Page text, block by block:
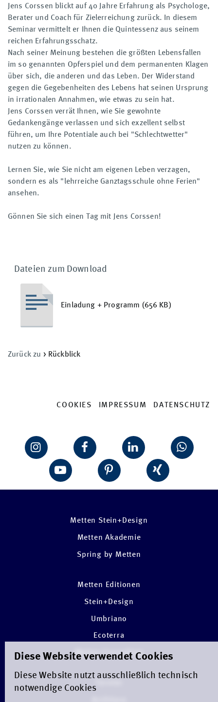
Jens Corssen blickt auf 40 Jahre Erfahrung als Psychologe,
Berater und Coach für Zielerreichung zurück. In diesem
Seminar vermittelt er Ihnen die Quintessenz aus seinem
reichen Erfahrungsschatz.
Nach seiner Meinung bestehen die größten Lebensfallen
im so genannten Opferspiel und dem permanenten Klagen
über sich, die anderen und das Leben. Der Widerstand
gegen die Gegebenheiten des Lebens hat seinen Ursprung
in irrationalen Annahmen, wie etwas zu sein hat.
Jens Corssen verrät Ihnen, wie Sie gewohnte
Gedankengänge verlassen und sich exzellent selbst
führen, um Ihre Potentiale auch bei "Schlechtwetter"
nutzen zu können.
Lernen Sie, wie Sie nicht am eigenen Leben verzagen,
sondern es als "lehrreiche Ganztagsschule ohne Ferien"
ansehen.
Gönnen Sie sich einen Tag mit Jens Corssen!
Dateien zum Download
Einladung + Programm (656 KB)
Zurück zu > Rückblick
COOKIES IMPRESSUM DATENSCHUTZ
Metten Stein+Design
Metten Akademie
Spring by Metten
Metten Editionen
Stein+Design
Umbriano
Ecoterra
Metten Consulting
Diese Website verwendet Cookies
Diese Website nutzt ausschließlich technisch
notwendige Cookies